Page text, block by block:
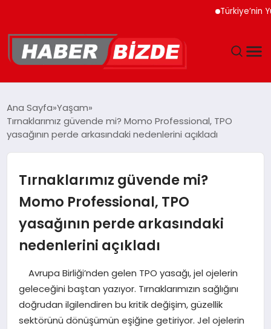
Türkiye’nin
YAŞAM
MAGAZIN
TEKNOLOJI
Ana Sayfa Yaşam
Tırnaklarımız güvende mi? Momo Professional, TPO
yasağının perde arkasındaki nedenlerini açıkladı
Tırnaklarımız güvende mi?
Momo Professional, TPO
yasağının perde arkasındaki
nedenlerini açıkladı
Avrupa Birliği’nden gelen TPO yasağı, jel ojelerin
geleceğini baştan yazıyor. Tırnaklarımızın sağlığını
doğrudan ilgilendiren bu kritik değişim, güzellik
sektörünü dönüşümün eşiğine getiriyor. Jel ojelerin